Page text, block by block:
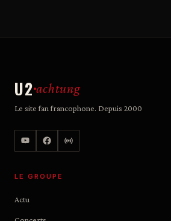
U2 achtung
Le site fan francophone. Depuis 2000
LE GROUPE
Actu